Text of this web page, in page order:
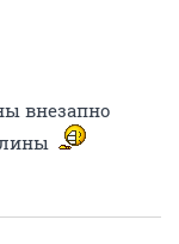
внезапно